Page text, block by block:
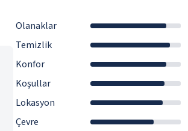
Olanaklar
Temizlik
Konfor
Koşullar
Lokasyon
Çevre